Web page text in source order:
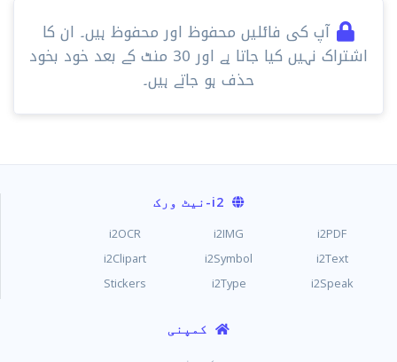
آپ کی فائلیں محفوظ اور محفوظ ہیں۔ ان کا
اشتراک نہیں کیا جاتا ہے اور 30 ​​منٹ کے بعد خود بخود
حذف ہو جاتے ہیں۔
i2-نیٹ ورک
i2PDF
i2IMG
i2OCR
i2Text
i2Symbol
i2Clipart
i2Speak
i2Type
Stickers
کمپنی